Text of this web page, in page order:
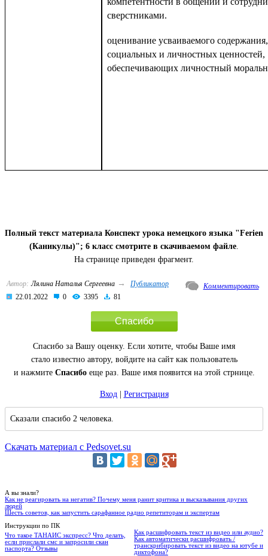
сверстниками.
оценивание усваиваемого
социальных и личностных ценностей,
обеспечивающих личностный
Полный текст материала Конспект урока немецкого языка "Ferien
(Каникулы)"; 6 класс смотрите в скачиваемом файле
На странице приведен фрагмент.
Автор: Лялина Наталья Сергеевна →
Публикатор
22.01.2022
0 3395 81
Комментировать
Спасибо
Спасибо за Вашу оценку. Если хотите, чтобы Ваше имя
стало известно автору, войдите на сайт как пользователь
и нажмите Спасибоеще раз. Ваше имя появится на этой стрнице.
Вход| Регистрация
Сказали спасибо 2 человека.
Скачать материал с Pedsovet.su
А вы знали?
Как не реагировать на негатив? Почему меня ранит критика и высказывания других
людей
Шесть советов, как запустить сарафанное радио репетиторам и экспертам
Инструкции по ПК
Что такое ТАНАИС экспресс? Что делать,
если прислали смс и запросили скан
паспорта? Отзывы
Как расшифровать текст из видео или аудио?
Как автоматически расшифровать /
транскрибировать текст из видео на ютубе и
диктофона?